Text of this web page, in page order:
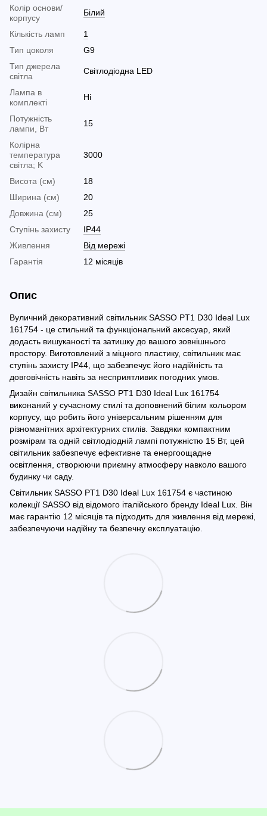
Колір основи/
корпусу
Білий
Кількість ламп
1
Тип цоколя
G9
Тип джерела
світла
Світлодіодна LED
Лампа в
комплекті
Ні
Потужність
лампи, Вт
15
Колірна
температура
світла; K
3000
Висота (см)
18
Ширина (см)
20
Довжина (см)
25
Ступінь захисту
IP44
Живлення
Від мережі
Гарантія
12 місяців
Опис
Вуличний декоративний світильник SASSO PT1 D30 Ideal Lux
161754 - це стильний та функціональний аксесуар, який
додасть вишуканості та затишку до вашого зовнішнього
простору. Виготовлений з міцного пластику, світильник має
ступінь захисту IP44, що забезпечує його надійність та
довговічність навіть за несприятливих погодних умов.
Дизайн світильника SASSO PT1 D30 Ideal Lux 161754
виконаний у сучасному стилі та доповнений білим кольором
корпусу, що робить його універсальним рішенням для
різноманітних архітектурних стилів. Завдяки компактним
розмірам та одній світлодіодній лампі потужністю 15 Вт, цей
світильник забезпечує ефективне та енергоощадне
освітлення, створюючи приємну атмосферу навколо вашого
будинку чи саду.
Світильник SASSO PT1 D30 Ideal Lux 161754 є частиною
колекції SASSO від відомого італійського бренду Ideal Lux. Він
має гарантію 12 місяців та підходить для живлення від мережі,
забезпечуючи надійну та безпечну експлуатацію.